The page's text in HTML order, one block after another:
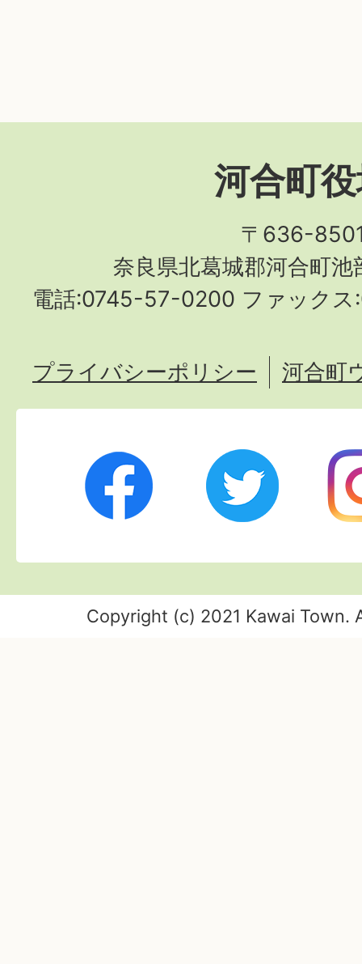
河合町
〒636-
奈良県北葛城郡河合町池
電話:0745-57-0200 ファック
Facebook Twitter
プライバシーポリシー 河合町
Copyright (c) 2021 Kawai Town.